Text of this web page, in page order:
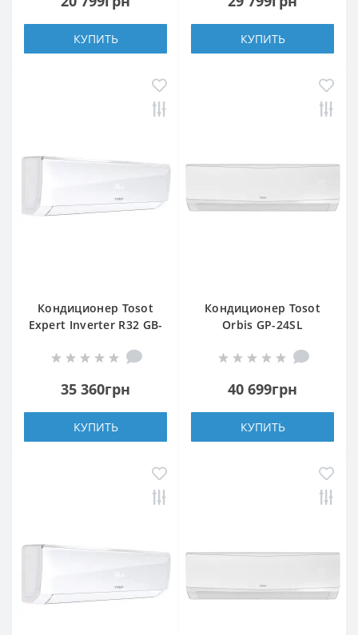
КУПИТЬ КУПИТЬ
Кондиционер Tosot
Expert Inverter R32 GB-
35 360грн
КУПИТЬ
Кондиционер Tosot
Orbis GP-24SL
40 699грн
КУПИТЬ